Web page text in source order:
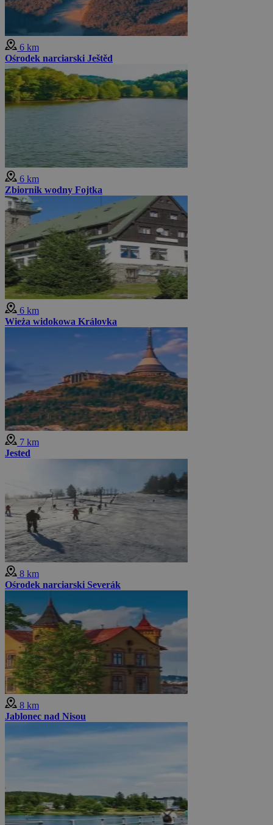
6 km
Ośrodek narciarski Ještěd
6 km
Zbiornik wodny Fojtka
6 km
Wieża widokowa Královka
7 km
Jested
8 km
Ośrodek narciarski Severák
8 km
Jablonec nad Nisou